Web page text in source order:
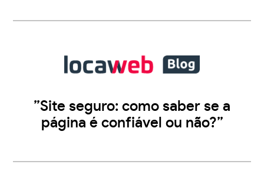
”Site seguro: como saber se a
página é confiável ou não?”